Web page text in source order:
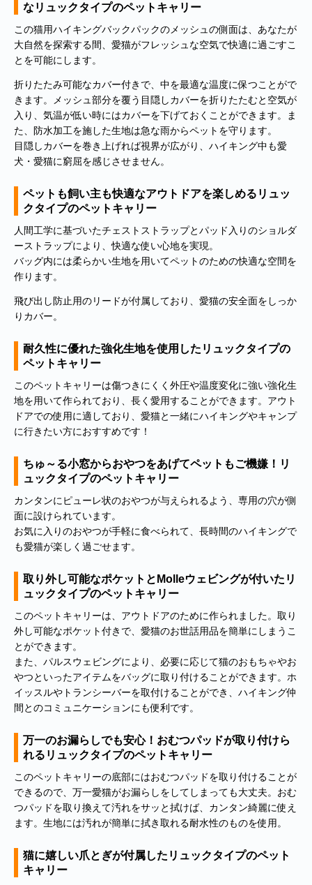
なリュックタイプのペットキャリー
この猫用ハイキングバックパックのメッシュの側面は、あなたが
大自然を探索する間、愛猫がフレッシュな空気で快適に過ごすこ
とを可能にします。
折りたたみ可能なカバー付きで、中を最適な温度に保つことがで
きます。メッシュ部分を覆う目隠しカバーを折りたたむと空気が
入り、気温が低い時にはカバーを下げておくことができます。ま
た、防水加工を施した生地は急な雨からペットを守ります。
目隠しカバーを巻き上げれば視界が広がり、ハイキング中も愛
犬・愛猫に窮屈を感じさせません。
ペットも飼い主も快適なアウトドアを楽しめるリュッ
クタイプのペットキャリー
人間工学に基づいたチェストストラップとパッド入りのショルダ
ーストラップにより、快適な使い心地を実現。
バッグ内には柔らかい生地を用いてペットのための快適な空間を
作ります。
飛び出し防止用のリードが付属しており、愛猫の安全面をしっか
りカバー。
耐久性に優れた強化生地を使用したリュックタイプの
ペットキャリー
このペットキャリーは傷つきにくく外圧や温度変化に強い強化生
地を用いて作られており、長く愛用することができます。アウト
ドアでの使用に適しており、愛猫と一緒にハイキングやキャンプ
に行きたい方におすすめです！
ちゅ～る小窓からおやつをあげてペットもご機嫌！リ
ュックタイプのペットキャリー
カンタンにピューレ状のおやつが与えられるよう、専用の穴が側
面に設けられています。
お気に入りのおやつが手軽に食べられて、長時間のハイキングで
も愛猫が楽しく過ごせます。
取り外し可能なポケットとMolleウェビングが付いたリ
ュックタイプのペットキャリー
このペットキャリーは、アウトドアのために作られました。取り
外し可能なポケット付きで、愛猫のお世話用品を簡単にしまうこ
とができます。
また、パルスウェビングにより、必要に応じて猫のおもちゃやお
やつといったアイテムをバッグに取り付けることができます。ホ
イッスルやトランシーバーを取付けることができ、ハイキング仲
間とのコミュニケーションにも便利です。
万一のお漏らしでも安心！おむつパッドが取り付けら
れるリュックタイプのペットキャリー
このペットキャリーの底部にはおむつパッドを取り付けることが
できるので、万一愛猫がお漏らしをしてしまっても大丈夫。おむ
つパッドを取り換えて汚れをサッと拭けば、カンタン綺麗に使え
ます。生地には汚れが簡単に拭き取れる耐水性のものを使用。
猫に嬉しい爪とぎが付属したリュックタイプのペット
キャリー
**年末年始休業日のお知らせ**誠に勝手ではございますが、2024
年12月31日～2025年1月5日まで休業させていただきます。年内出
荷は12月30日 13:00ご注文分まで、年始は1月6日より開始いたしま
す。休業期間中にいただきましたご注文やお問い合わせ等に関しま
便をおかけ致しますが、何卒ご了承くださいますようお願い申し上
げます。
**当店を騙る不審なメールにご注意ください**発信元がヤマト運輸
であるかのように装い、「Marco-Line」からの荷物が配送される旨
の偽のEメールが届くというお問い合わせが多数寄せられていま
す。当店で注文をしていないのにこのようなメールが届くなど、身
プしたり絶対にしないようご注意ください。なお、ご不明の場合
は、弊社またはヤマト運輸に直接お問い合わせください。〔 2024
**夏期休業日のお知らせ**
ら8月16日(金)14:00の間のご注文分の発送は、8月16日(金)となりま
す。ご了承のほどお願い申し上げます。
■Amaricoドッグフード グレインフリー成犬用（レッド）とグレイ
Amaricoドッグフード
ステイロイヤル グレインフリー ドッグフード
たしました。
輸送遅延のため入荷が遅れておりました。まことに申し訳ございま
せんでした。